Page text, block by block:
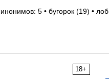
5 • бугорок (19) • лоб
18+